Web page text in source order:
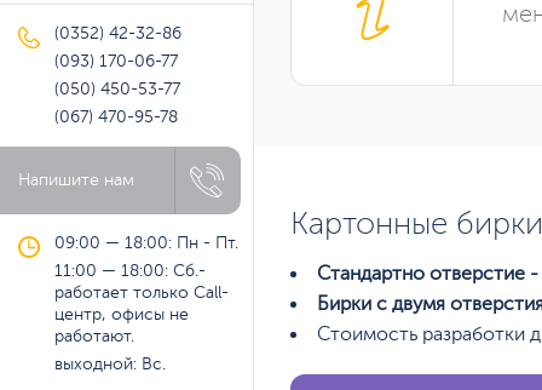
Картонные
Стандартно отверстие
Бирки с двумя
Стоимость разработки
(0352) 42-32-86
(093) 170-06-77
(050) 450-53-77
(067) 470-95-78
Напишите нам
09:00 — 18:00: Пн - Пт.
11:00 — 18:00: Сб.-
работает только Call-
центр, офисы не
работают.
выходной: Вс.